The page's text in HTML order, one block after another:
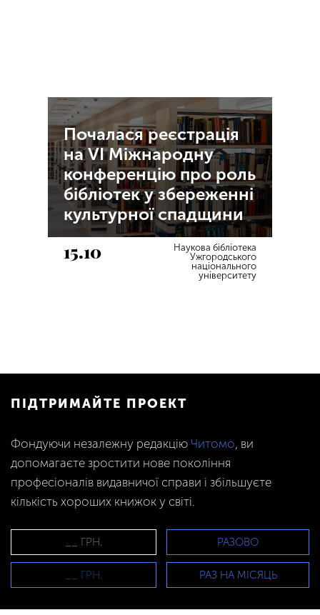
Почалася реєстрація
на VI Міжнародну
конференцію про роль
бібліотек у збереженні
культурної спадщини
15.10
Наукова бібліотека
Ужгородського
національного
університету
ПІДТРИМАЙТЕ ПРОЕКТ
Фондуючи незалежну редакцію Читомо, ви
допомагаєте зростити нове покоління
професіоналів видавничої справи і збільшуєте
кількість хороших книжок у світі.
РАЗОВО
РАЗ НА МІСЯЦЬ